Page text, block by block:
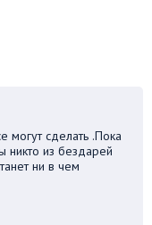
могут сделать .Пока
никто из бездарей
ни в чем